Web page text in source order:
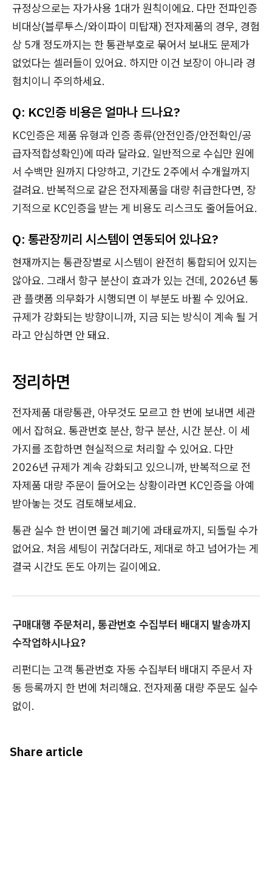
규정상으로는 자가사용 1대가 원칙이에요. 다만 전파인증
비대상(블루투스/와이파이 미탑재) 전자제품의 경우, 경험
상 5개 정도까지는 한 통관부호로 묶어서 보내도 문제가
없었다는 셀러들이 있어요. 하지만 이건 보장이 아니라 경
험치이니 주의하세요.
Q: KC인증 비용은 얼마나 드나요?
KC인증은 제품 유형과 인증 종류(안전인증/안전확인/공
급자적합성확인)에 따라 달라요. 일반적으로 수십만 원에
서 수백만 원까지 다양하고, 기간도 2주에서 수개월까지
걸려요. 반복적으로 같은 전자제품을 대량 취급한다면, 장
기적으로 KC인증을 받는 게 비용도 리스크도 줄어들어요.
Q: 통관장끼리 시스템이 연동되어 있나요?
현재까지는 통관장별로 시스템이 완전히 통합되어 있지는
않아요. 그래서 항구 분산이 효과가 있는 건데, 2026년 통
관 플랫폼 의무화가 시행되면 이 부분도 바뀔 수 있어요.
규제가 강화되는 방향이니까, 지금 되는 방식이 계속 될 거
라고 안심하면 안 돼요.
정리하면
전자제품 대량통관, 아무것도 모르고 한 번에 보내면 세관
에서 잡혀요. 통관번호 분산, 항구 분산, 시간 분산. 이 세
가지를 조합하면 현실적으로 처리할 수 있어요. 다만
2026년 규제가 계속 강화되고 있으니까, 반복적으로 전
자제품 대량 주문이 들어오는 상황이라면 KC인증을 아예
받아놓는 것도 검토해보세요.
통관 실수 한 번이면 물건 폐기에 과태료까지, 되돌릴 수가
없어요. 처음 세팅이 귀찮더라도, 제대로 하고 넘어가는 게
결국 시간도 돈도 아끼는 길이에요.
구매대행 주문처리, 통관번호 수집부터 배대지 발송까지
수작업하시나요?
리펀디는 고객 통관번호 자동 수집부터 배대지 주문서 자
동 등록까지 한 번에 처리해요. 전자제품 대량 주문도 실수
없이.
Share article